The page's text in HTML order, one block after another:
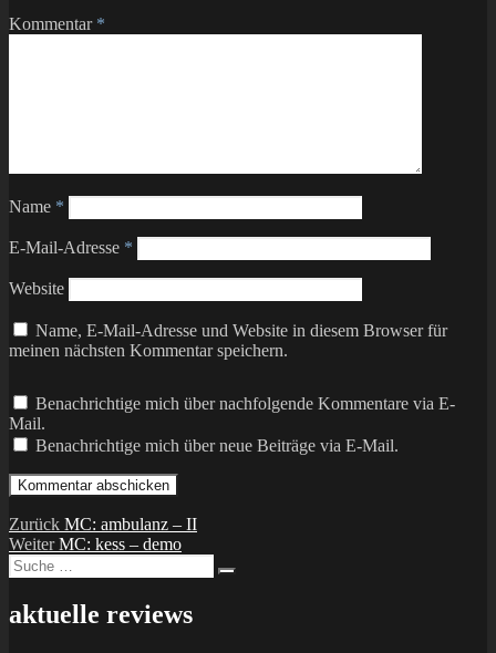
Kommentar *
Name *
E-Mail-Adresse *
Website
Name, E-Mail-Adresse und Website in diesem Browser für
meinen nächsten Kommentar speichern.
Benachrichtige mich über nachfolgende Kommentare via E-
Mail.
Benachrichtige mich über neue Beiträge via E-Mail.
Beitragsnavigation
Zurück Vorheriger
Beitrag:
MC: ambulanz – II
Weiter Nächster
MC: kess – demo
Suche
nach:
aktuelle reviews